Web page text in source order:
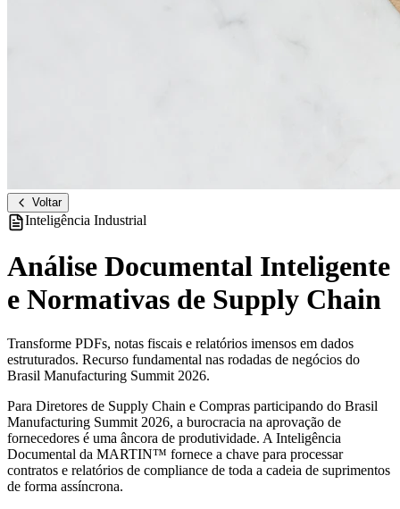
Voltar
Inteligência Industrial
Análise Documental Inteligente
e Normativas de Supply Chain
Transforme PDFs, notas fiscais e relatórios imensos em dados
estruturados. Recurso fundamental nas rodadas de negócios do
Brasil Manufacturing Summit 2026.
Para Diretores de Supply Chain e Compras participando do Brasil
Manufacturing Summit 2026, a burocracia na aprovação de
fornecedores é uma âncora de produtividade. A Inteligência
Documental da MARTIN™ fornece a chave para processar
contratos e relatórios de compliance de toda a cadeia de suprimentos
de forma assíncrona.